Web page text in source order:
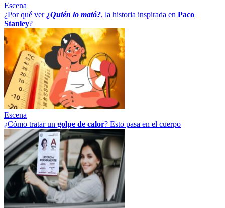
Escena
¿Por qué ver ¿Quién lo mató?, la historia inspirada en Paco
Stanley?
Escena
¿Cómo tratar un golpe de calor? Esto pasa en el cuerpo